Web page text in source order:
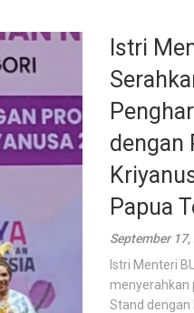
Istri
dengan
Papua
September 17,
Istri Menteri
menyerahkan
Stand dengan